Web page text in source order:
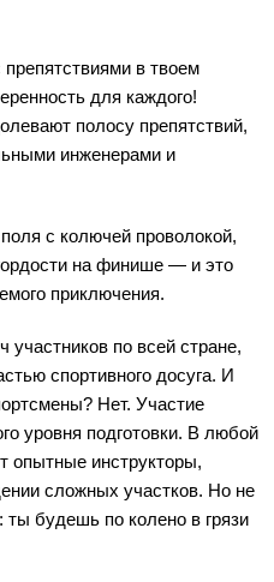
препятствиями в твоем
для каждого!
полосу препятствий,
инженерами и
с колючей проволокой,
на финише — и это
приключения.
участников по всей стране,
спортивного досуга. И
Нет. Участие
уровня подготовки. В любой
опытные инструкторы,
сложных участков. Но не
будешь по колено в грязи